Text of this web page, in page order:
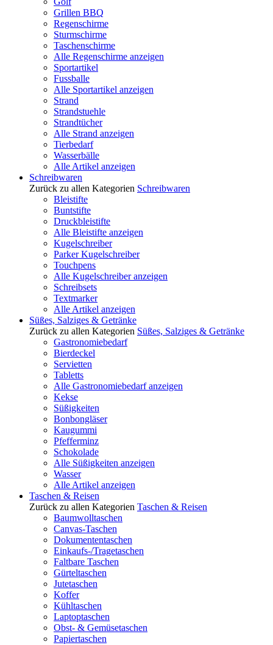
Grillen BBQ
Regenschirme
Sturmschirme
Taschenschirme
Alle Regenschirme anzeigen
Sportartikel
Fussballe
Alle Sportartikel anzeigen
Strand
Strandstuehle
Strandtücher
Alle Strand anzeigen
Tierbedarf
Wasserbälle
Alle Artikel anzeigen
Schreibwaren
Zurück zu allen Kategorien Schreibwaren
Bleistifte
Buntstifte
Druckbleistifte
Alle Bleistifte anzeigen
Kugelschreiber
Parker Kugelschreiber
Touchpens
Alle Kugelschreiber anzeigen
Schreibsets
Textmarker
Alle Artikel anzeigen
Süßes, Salziges & Getränke
Zurück zu allen Kategorien Süßes, Salziges & Getränke
Gastronomiebedarf
Bierdeckel
Servietten
Tabletts
Alle Gastronomiebedarf anzeigen
Kekse
Süßigkeiten
Bonbongläser
Kaugummi
Pfefferminz
Schokolade
Alle Süßigkeiten anzeigen
Wasser
Alle Artikel anzeigen
Taschen & Reisen
Zurück zu allen Kategorien Taschen & Reisen
Baumwolltaschen
Canvas-Taschen
Dokumententaschen
Einkaufs-/Tragetaschen
Faltbare Taschen
Gürteltaschen
Jutetaschen
Koffer
Kühltaschen
Laptoptaschen
Obst- & Gemüsetaschen
Papiertaschen